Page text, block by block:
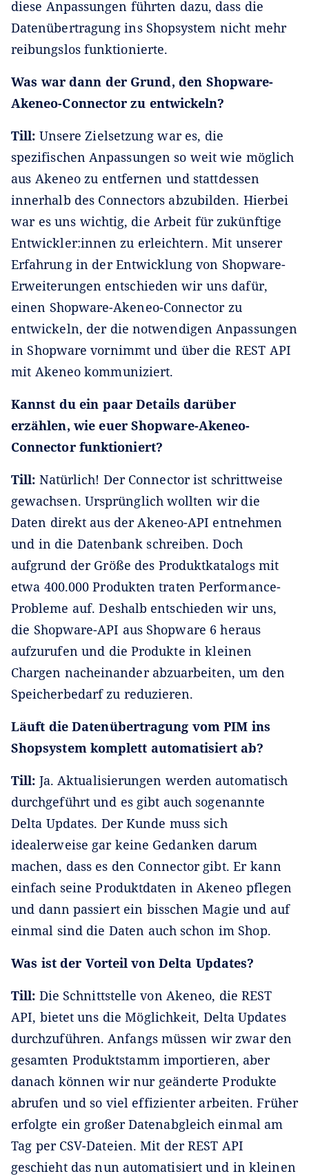
diese Anpassungen führten dazu, dass die
Datenübertragung ins Shopsystem nicht mehr
reibungslos funktionierte.
Was war dann der Grund, den Shopware-
Akeneo-Connector zu entwickeln?
Till: Unsere Zielsetzung war es, die
spezifischen Anpassungen so weit wie möglich
aus Akeneo zu entfernen und stattdessen
innerhalb des Connectors abzubilden. Hierbei
war es uns wichtig, die Arbeit für zukünftige
Entwickler:innen zu erleichtern. Mit unserer
Erfahrung in der Entwicklung von Shopware-
Erweiterungen entschieden wir uns dafür,
einen Shopware-Akeneo-Connector zu
entwickeln, der die notwendigen Anpassungen
in Shopware vornimmt und über die REST API
mit Akeneo kommuniziert.
Kannst du ein paar Details darüber
erzählen, wie euer Shopware-Akeneo-
Connector funktioniert?
Till: Natürlich! Der Connector ist schrittweise
gewachsen. Ursprünglich wollten wir die
Daten direkt aus der Akeneo-API entnehmen
und in die Datenbank schreiben. Doch
aufgrund der Größe des Produktkatalogs mit
etwa 400.000 Produkten traten Performance-
Probleme auf. Deshalb entschieden wir uns,
die Shopware-API aus Shopware 6 heraus
aufzurufen und die Produkte in kleinen
Chargen nacheinander abzuarbeiten, um den
Speicherbedarf zu reduzieren.
Läuft die Datenübertragung vom PIM ins
Shopsystem komplett automatisiert ab?
Till: Ja. Aktualisierungen werden automatisch
durchgeführt und es gibt auch sogenannte
Delta Updates. Der Kunde muss sich
idealerweise gar keine Gedanken darum
machen, dass es den Connector gibt. Er kann
einfach seine Produktdaten in Akeneo pflegen
und dann passiert ein bisschen Magie und auf
einmal sind die Daten auch schon im Shop.
Was ist der Vorteil von Delta Updates?
Till: Die Schnittstelle von Akeneo, die REST
API, bietet uns die Möglichkeit, Delta Updates
durchzuführen. Anfangs müssen wir zwar den
gesamten Produktstamm importieren, aber
danach können wir nur geänderte Produkte
abrufen und so viel effizienter arbeiten. Früher
erfolgte ein großer Datenabgleich einmal am
Tag per CSV-Dateien. Mit der REST API
geschieht das nun automatisiert und in kleinen